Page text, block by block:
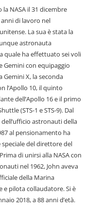
la NASA il 31 dicembre
di lavoro nel
La sua è stata la
astronauta
quale ha effettuato sei voli
Gemini con equipaggio
Gemini X, la seconda
l’Apollo 10, il quinto
dell’Apollo 16 e il primo
(STS-1 e STS-9). Dal
astronauti della
al pensionamento ha
del direttore del
di unirsi alla NASA con
nel 1962, John aveva
della Marina
e pilota collaudatore. Si è
2018, a 88 anni d’età.